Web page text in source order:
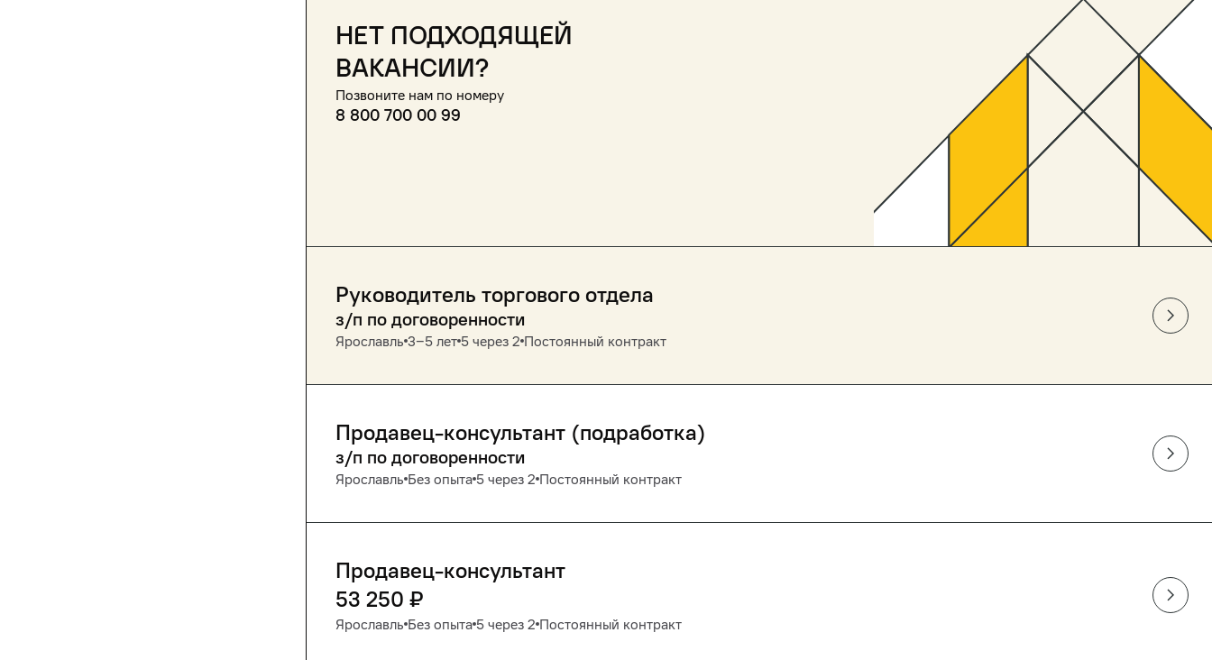
Нет подходящей
вакансии?
Позвоните нам по номеру
8 800 700 00 99
Руководитель торгового отдела
з/п по договоренности
Ярославль 3‒5 лет 5 через 2 Постоянный контракт
Продавец-консультант (подработка)
з/п по договоренности
Ярославль Без опыта 5 через 2 Постоянный контракт
Продавец-консультант
53 250 ₽
Ярославль Без опыта 5 через 2 Постоянный контракт